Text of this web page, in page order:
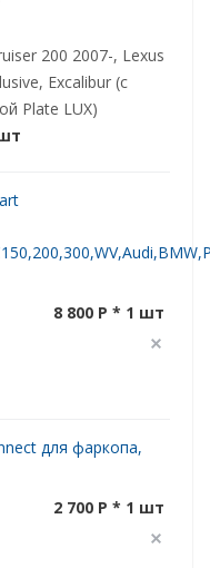
200 2007-, Lexus
Excalibur (с
Plate LUX)
8 800 P * 1 шт
для фаркопа,
2 700 P * 1 шт